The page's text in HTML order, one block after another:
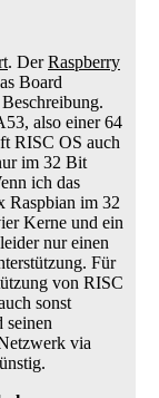
. DerRaspberry
Board
also einer 64
RISC OS auch
im 32 Bit
ich das
Raspbian im 32
Kerne und ein
nur einen
Für
von RISC
sonst
seinen
via